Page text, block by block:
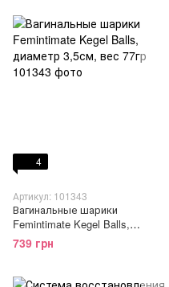
4
Артикул: 101343
Вагинальные шарики
Femintimate Kegel Balls,
диаметр 3,5см, вес 77гр
739 грн